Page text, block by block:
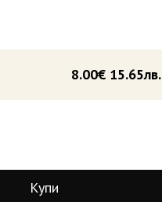
15.65лв.
8.00€
Купи